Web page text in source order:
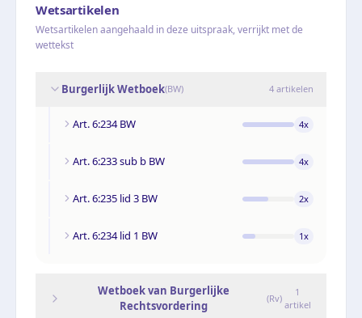
Wetsartikelen
Wetsartikelen aangehaald in deze uitspraak, verrijkt met de
wettekst
Burgerlijk Wetboek(BW) 4 artikelen
Art. 6:234 BW 4x
Art. 6:233 sub b BW 4x
Art. 6:235 lid 3 BW 2x
Art. 6:234 lid 1 BW 1x
Wetboek van Burgerlijke
Rechtsvordering
(Rv)
1
artikel